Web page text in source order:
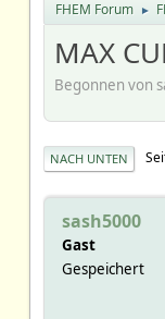
FHEM Forum ►
MAX
Begonnen von
NACH UNTEN
sash5000
Gast
Gespeichert